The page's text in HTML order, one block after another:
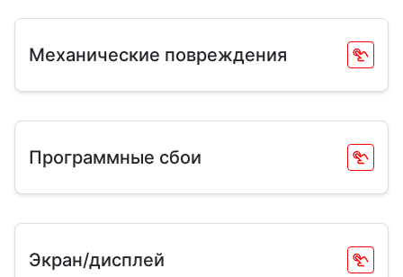
Механические повреждения
Программные сбои
Экран/дисплей